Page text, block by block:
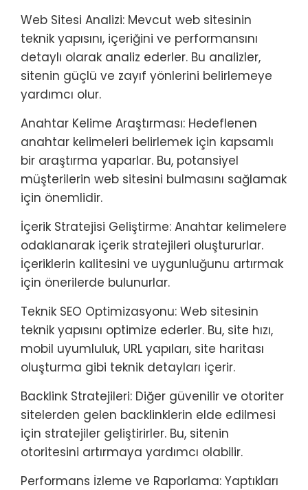
Web Sitesi Analizi: Mevcut web sitesinin
teknik yapısını, içeriğini ve performansını
detaylı olarak analiz ederler. Bu analizler,
sitenin güçlü ve zayıf yönlerini belirlemeye
yardımcı olur.
Anahtar Kelime Araştırması: Hedeflenen
anahtar kelimeleri belirlemek için kapsamlı
bir araştırma yaparlar. Bu, potansiyel
müşterilerin web sitesini bulmasını sağlamak
için önemlidir.
İçerik Stratejisi Geliştirme: Anahtar kelimelere
odaklanarak içerik stratejileri oluştururlar.
İçeriklerin kalitesini ve uygunluğunu artırmak
için önerilerde bulunurlar.
Teknik SEO Optimizasyonu: Web sitesinin
teknik yapısını optimize ederler. Bu, site hızı,
mobil uyumluluk, URL yapıları, site haritası
oluşturma gibi teknik detayları içerir.
Backlink Stratejileri: Diğer güvenilir ve otoriter
sitelerden gelen backlinklerin elde edilmesi
için stratejiler geliştirirler. Bu, sitenin
otoritesini artırmaya yardımcı olabilir.
Performans İzleme ve Raporlama: Yaptıkları